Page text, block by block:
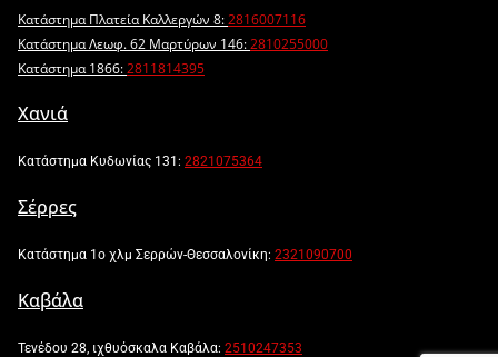
Κατάστημα Πλατεία Καλλεργών 8:2816007116
Κατάστημα Λεωφ. 62 Μαρτύρων 146:2810255000
Κατάστημα 1866:2811814395
Χανιά
Κατάστημα Κυδωνίας 131: 2821075364
Σέρρες
Κατάστημα 1ο χλμ Σερρών-Θεσσαλονίκη: 2321090700
Καβάλα
Τενέδου 28, ιχθυόσκαλα Καβάλα: 2510247353